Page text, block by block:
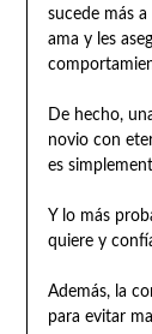
sucede más
ama y les
De hecho,
novio con
es
Y lo más
quiere y
Además, la
para evitar